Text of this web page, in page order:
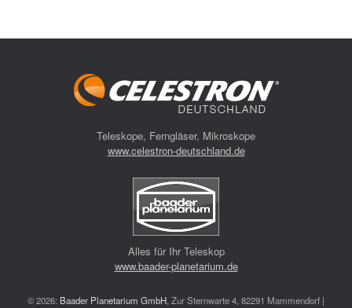
Teleskope, Ferngläser, Mikroskope
www.celestron-deutschland.de
Alles für Ihr Teleskop
www.baader-planetarium.de
© 2026: Baader Planetarium GmbH , Zur Sternwarte 4, 82291 Mammendorf |